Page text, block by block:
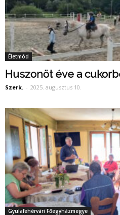
Életmód
Huszonöt éve a
Szerk. - 2025. augusztus 10.
Gyulafehérvári Főegyházmegye